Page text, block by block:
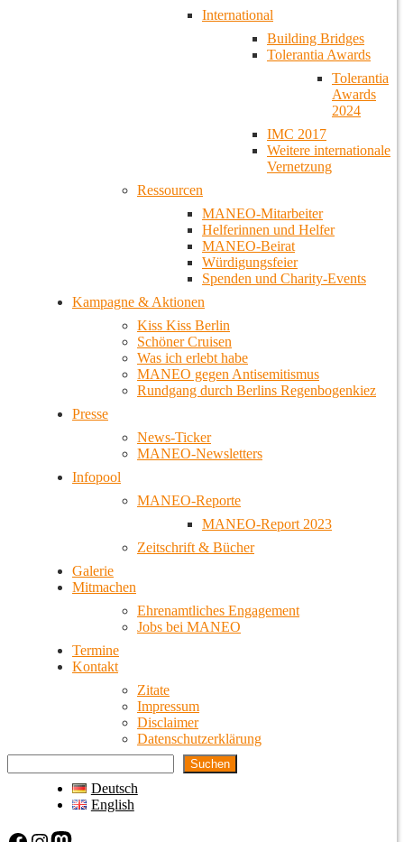
International
Building Bridges
Tolerantia Awards
Tolerantia
Awards
2024
IMC 2017
Weitere internationale
Vernetzung
Ressourcen
MANEO-Mitarbeiter
Helferinnen und Helfer
MANEO-Beirat
Würdigungsfeier
Spenden und Charity-Events
Kampagne & Aktionen
Kiss Kiss Berlin
Schöner Cruisen
Was ich erlebt habe
MANEO gegen Antisemitismus
Rundgang durch Berlins Regenbogenkiez
Presse
News-Ticker
MANEO-Newsletters
Infopool
MANEO-Reporte
MANEO-Report 2023
Zeitschrift & Bücher
Galerie
Mitmachen
Ehrenamtliches Engagement
Jobs bei MANEO
Termine
Kontakt
Zitate
Impressum
Disclaimer
Datenschutzerklärung
Suchen
Deutsch
English